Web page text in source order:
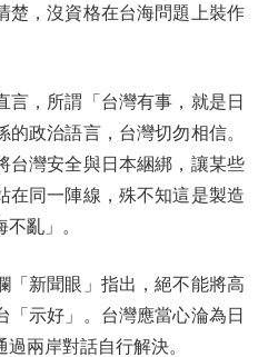
楚，沒資格在台海問題上裝作
，所謂「台灣有事，就是日
政治語言，台灣切勿相信。
台灣安全與日本綑綁，讓某些
在同一陣線，殊不知這是製造
亂」。
新聞眼」指出，絕不能將高
「示好」。台灣應當心淪為日
兩岸對話自行解決。